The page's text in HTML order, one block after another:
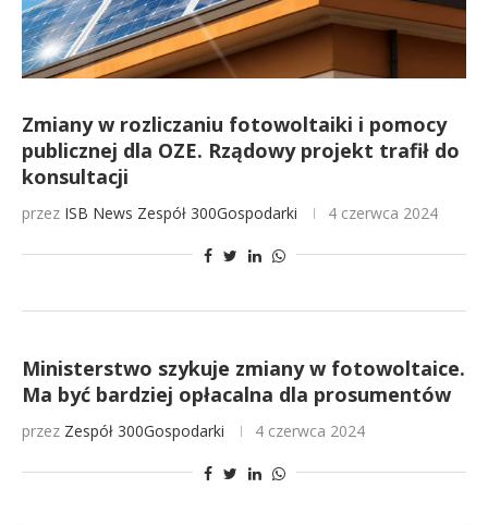
Zmiany w rozliczaniu fotowoltaiki i pomocy
publicznej dla OZE. Rządowy projekt trafił do
konsultacji
przez ISB News Zespół 300Gospodarki 4 czerwca 2024
Ministerstwo szykuje zmiany w fotowoltaice.
Ma być bardziej opłacalna dla prosumentów
przez Zespół 300Gospodarki 4 czerwca 2024